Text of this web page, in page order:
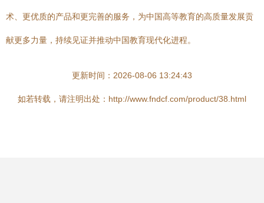
术、更优质的产品和更完善的服务，为中国高等教育的高质量发展贡
献更多力量，持续见证并推动中国教育现代化进程。
更新时间：2026-08-06 13:24:43
如若转载，请注明出处：http://www.fndcf.com/product/38.html